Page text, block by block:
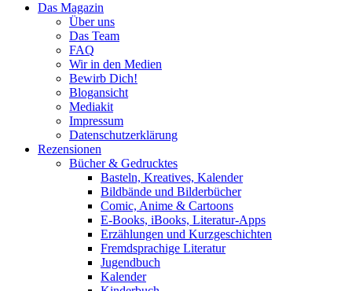
Das Magazin
Über uns
Das Team
FAQ
Wir in den Medien
Bewirb Dich!
Blogansicht
Mediakit
Impressum
Datenschutzerklärung
Rezensionen
Bücher & Gedrucktes
Basteln, Kreatives, Kalender
Bildbände und Bilderbücher
Comic, Anime & Cartoons
E-Books, iBooks, Literatur-Apps
Erzählungen und Kurzgeschichten
Fremdsprachige Literatur
Jugendbuch
Kalender